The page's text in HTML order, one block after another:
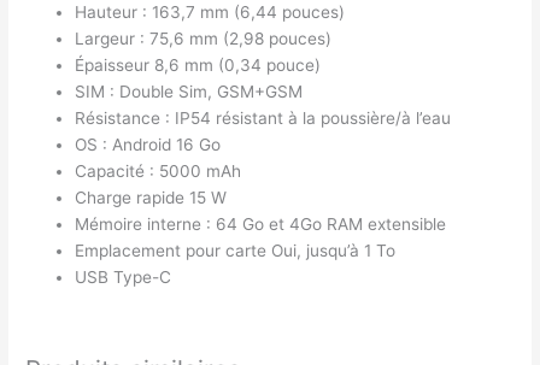
Hauteur : 163,7 mm (6,44 pouces)
Largeur : 75,6 mm (2,98 pouces)
Épaisseur 8,6 mm (0,34 pouce)
SIM : Double Sim, GSM+GSM
Résistance : IP54 résistant à la poussière/à l’eau
OS : Android 16 Go
Capacité : 5000 mAh
Charge rapide 15 W
Mémoire interne : 64 Go et 4Go RAM extensible
Emplacement pour carte Oui, jusqu’à 1 To
USB Type-C